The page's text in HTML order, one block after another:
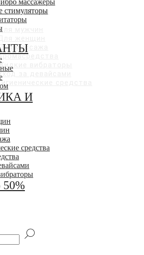
эффектами
И УХОД
мужчин
массажа
вибраторы
за девайсами
средства
ДО 50%
массажёры
стимуляторы
И
средства
50%